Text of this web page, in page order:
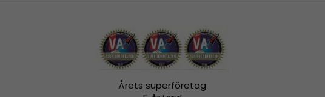
Årets superföretag